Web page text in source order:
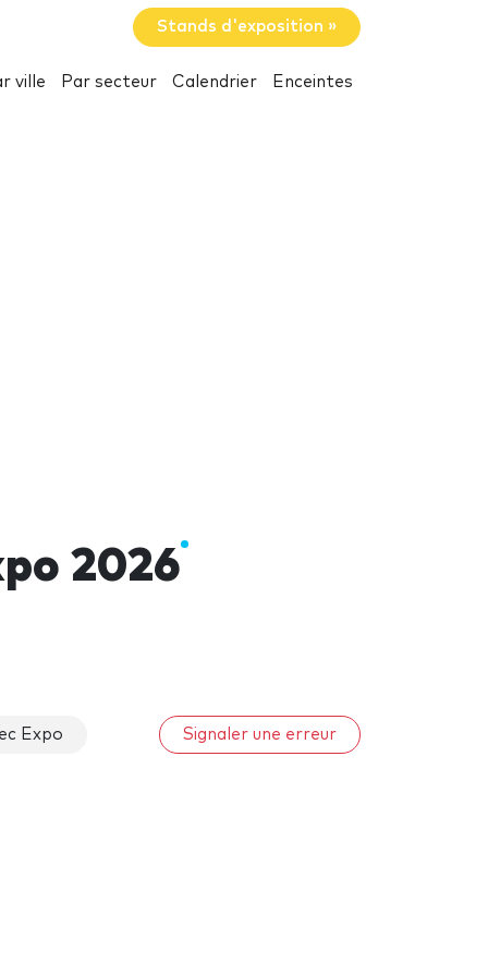
Stands d'exposition »
ville Par secteur Calendrier Enceintes
2026
Expo Signaler une erreur